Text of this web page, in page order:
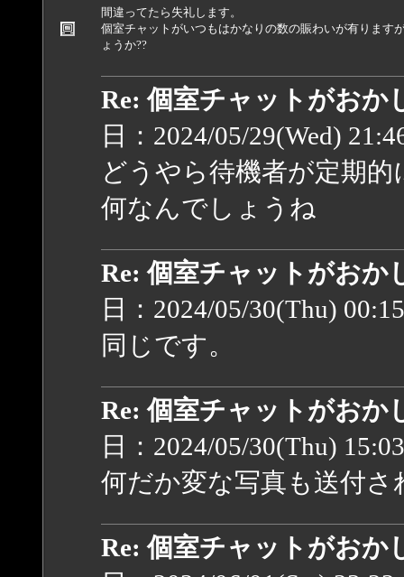
間違ってたら失礼します。
個室チャットがいつもはかなりの数の賑わいが有ります
ょうか??
Re: 個室チャットがおか
日：2024/05/29(Wed)
どうやら待機者が定期
何なんでしょうね
Re: 個室チャットがおか
日：2024/05/30(Thu)
同じです。
Re: 個室チャットがおか
日：2024/05/30(Thu)
何だか変な写真も送付
Re: 個室チャットがおか